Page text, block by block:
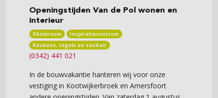
Openingstijden Van de Pol wonen en
interieur
Showroom
Inspiratiecentrum
Keukens, tegels en sanitair
(0342) 441 021
In de bouwvakantie hanteren wij voor onze
vestiging in Kootwijkerbroek en Amersfoort